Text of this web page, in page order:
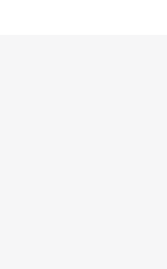
Размораживание
Расположение